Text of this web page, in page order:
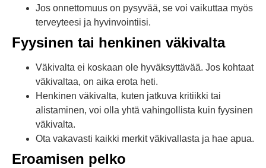
Jos onnettomuus on pysyvää, se voi vaikuttaa myös
terveyteesi ja hyvinvointiisi.
Fyysinen tai henkinen väkivalta
Väkivalta ei koskaan ole hyväksyttävää. Jos kohtaat
väkivaltaa, on aika erota heti.
Henkinen väkivalta, kuten jatkuva kritiikki tai
alistaminen, voi olla yhtä vahingollista kuin fyysinen
väkivalta.
Ota vakavasti kaikki merkit väkivallasta ja hae apua.
Eroamisen pelko